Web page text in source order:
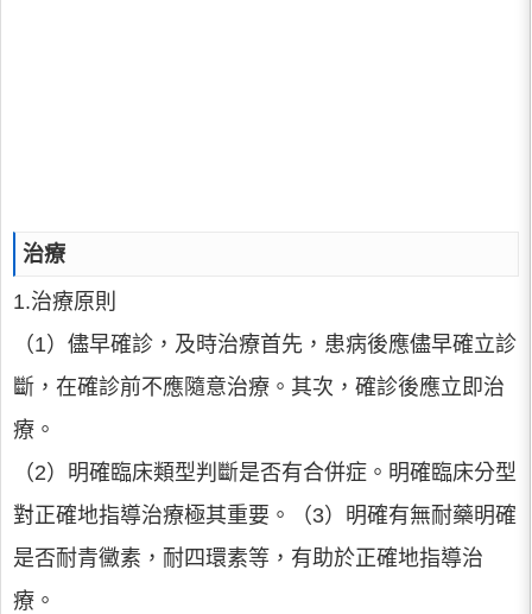
治療
1.治療原則
（1）儘早確診，及時治療首先，患病後應儘早確立診
斷，在確診前不應隨意治療。其次，確診後應立即治
療。
（2）明確臨床類型判斷是否有合併症。明確臨床分型
對正確地指導治療極其重要。（3）明確有無耐藥明確
是否耐青黴素，耐四環素等，有助於正確地指導治
療。